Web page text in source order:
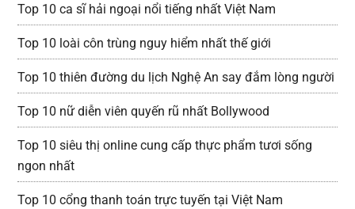
Top 10 ca sĩ hải ngoại nổi tiếng nhất Việt Nam
Top 10 loài côn trùng nguy hiểm nhất thế giới
Top 10 thiên đường du lịch Nghệ An say đắm lòng người
Top 10 nữ diễn viên quyến rũ nhất Bollywood
Top 10 siêu thị online cung cấp thực phẩm tươi sống
ngon nhất
Top 10 cổng thanh toán trực tuyến tại Việt Nam